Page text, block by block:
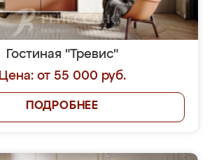
Гостиная "Тревис"
Цена: от 55 000 руб.
ПОДРОБНЕЕ